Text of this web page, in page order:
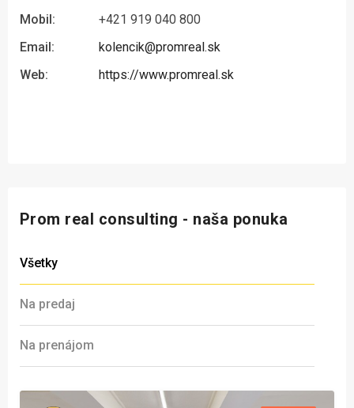
Mobil:
+421 919 040 800
Email:
kolencik@promreal.sk
Web:
https://www.promreal.sk
Prom real consulting - naša ponuka
Všetky
Na predaj
Na prenájom